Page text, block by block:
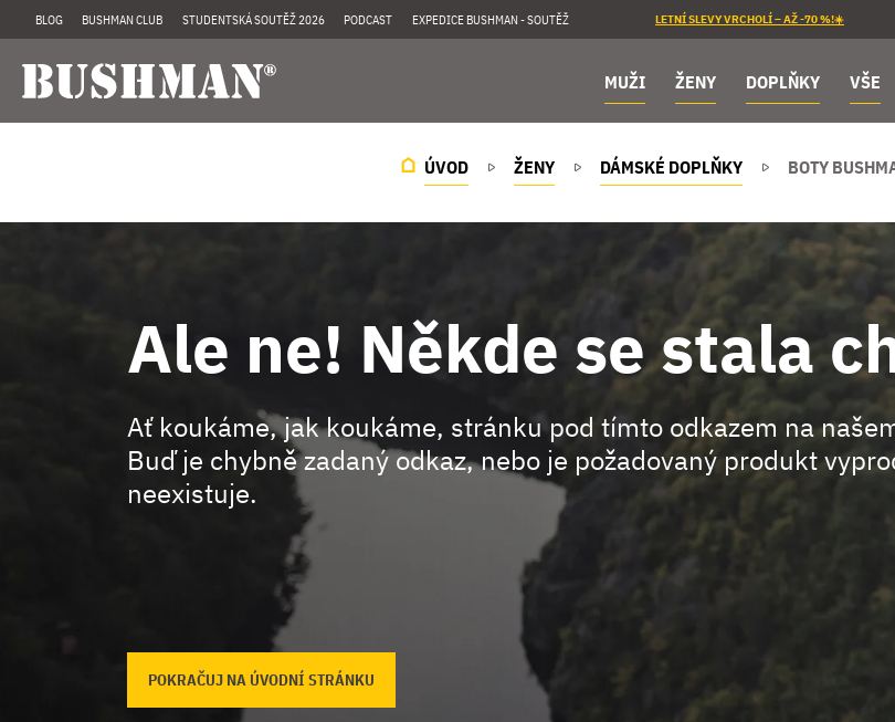
BLOG BUSHMAN CLUB STUDENTSKÁ SOUTĚŽ 2026 PODCAST EXPEDICE BUSHMAN - SOUTĚŽ LETNÍ SLEVY VRCHOLÍ – AŽ -70 %!☀️
MUŽI ŽENY DOPLŇKY VŠE
ÚVOD ŽENY DÁMSKÉ DOPLŇKY BOTY
Ale ne! Někde se stala
Ať koukáme, jak koukáme, stránku pod tímto odkazem na
Buď je chybně zadaný odkaz, nebo je požadovaný produkt
neexistuje.
POKRAČUJ NA ÚVODNÍ STRÁNKU